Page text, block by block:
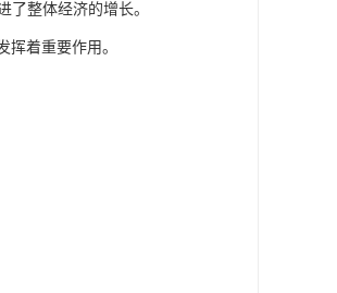
整体经济的增长。
着重要作用。